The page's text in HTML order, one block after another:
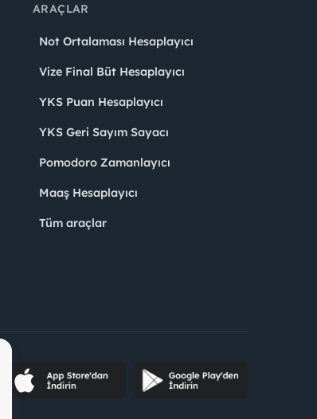
ARAÇLAR
Not Ortalaması Hesaplayıcı
Vize Final Büt Hesaplayıcı
YKS Puan Hesaplayıcı
YKS Geri Sayım Sayacı
Pomodoro Zamanlayıcı
Maaş Hesaplayıcı
Tüm araçlar